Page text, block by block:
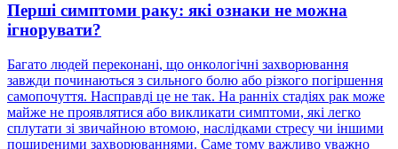
Перші симптоми раку: які ознаки не можна
ігнорувати?
Багато людей переконані, що онкологічні захворювання
завжди починаються з сильного болю або різкого погіршення
самопочуття. Насправді це не так. На ранніх стадіях рак може
майже не проявлятися або викликати симптоми, які легко
сплутати зі звичайною втомою, наслідками стресу чи іншими
поширеними захворюваннями. Саме тому важливо уважно